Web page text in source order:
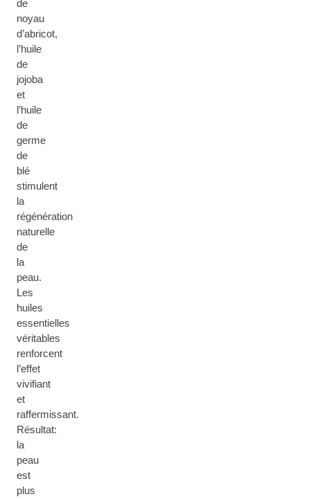
de
noyau
d’abricot,
l’huile
de
jojoba
et
l’huile
de
germe
de
blé
stimulent
la
régénération
naturelle
de
la
peau.
Les
huiles
essentielles
véritables
renforcent
l’effet
vivifiant
et
raffermissant.
Résultat:
la
peau
est
plus